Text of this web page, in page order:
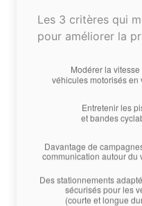
Les 3 critères qui
pour améliorer la